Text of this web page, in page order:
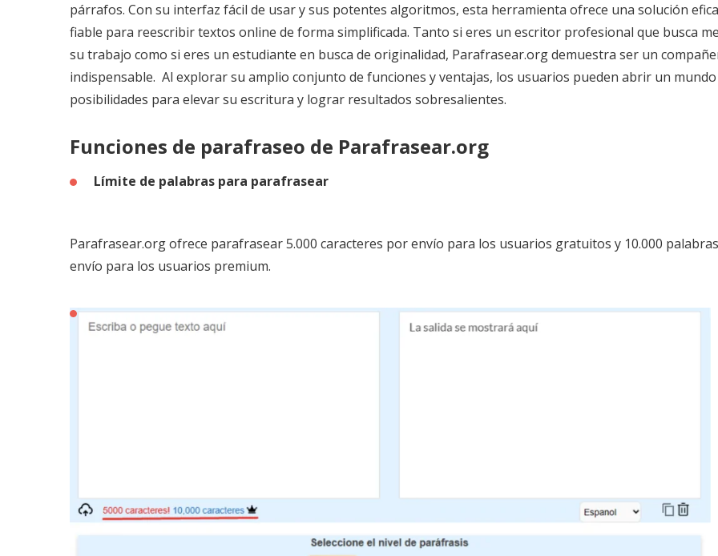
párrafos. Con su interfaz fácil de usar y sus potentes algoritmos, esta herramienta ofrece una solución
fiable para reescribir textos online de forma simplificada. Tanto si eres un escritor profesional que busca
su trabajo como si eres un estudiante en busca de originalidad, Parafrasear.org demuestra ser un
indispensable. Al explorar su amplio conjunto de funciones y ventajas, los usuarios pueden abrir un
posibilidades para elevar su escritura y lograr resultados sobresalientes.
Funciones de parafraseo de Parafrasear.org
Límite de palabras para parafrasear
Parafrasear.org ofrece parafrasear 5.000 caracteres por envío para los usuarios gratuitos y 10.000
envío para los usuarios premium.